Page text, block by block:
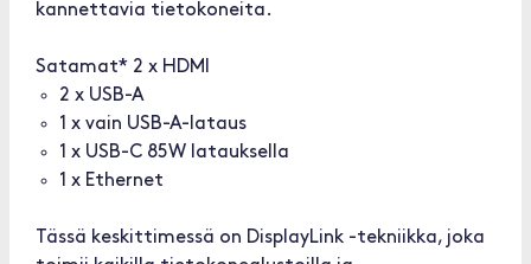
kannettavia tietokoneita.
Satamat* 2 x HDMI
2 x USB-A
1 x vain USB-A-lataus
1 x USB-C 85W latauksella
1 x Ethernet
Tässä keskittimessä on DisplayLink -tekniikka, joka